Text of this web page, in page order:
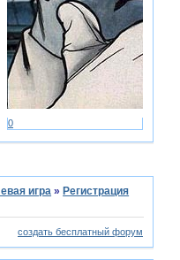
0
игра » Регистрация
создать бесплатный форум